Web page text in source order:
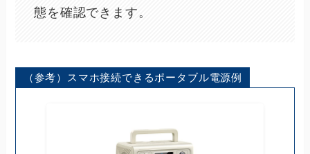
態を確認できます。
（参考）スマホ接続できるポータブル電源例